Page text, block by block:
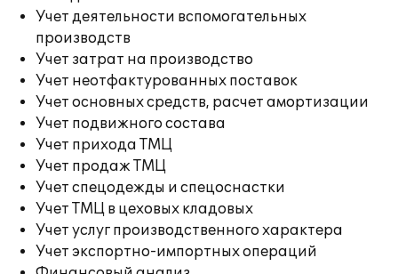
Учет деятельности вспомогательных
производств
Учет затрат на производство
Учет неотфактурованных поставок
Учет основных средств, расчет амортизации
Учет подвижного состава
Учет прихода ТМЦ
Учет продаж ТМЦ
Учет спецодежды и спецоснастки
Учет ТМЦ в цеховых кладовых
Учет услуг производственного характера
Учет экспортно-импортных операций